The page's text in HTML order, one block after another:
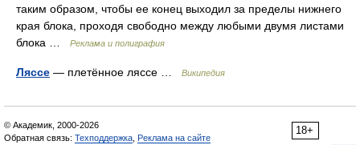
таким образом, чтобы ее конец выходил за пределы нижнего
края блока, проходя свободно между любыми двумя листами
блока …
Реклама и полиграфия
Ляссе — плетённое ляссе … Википедия
18+
© Академик, 2000-2026
Обратная связь: Техподдержка Реклама на сайте